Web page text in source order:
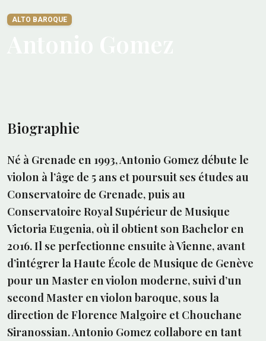
ALTO BAROQUE
Biographie
Né à Grenade en 1993, Antonio Gomez débute le
violon à l’âge de 5 ans et poursuit ses études au
Conservatoire de Grenade, puis au
Conservatoire Royal Supérieur de Musique
Victoria Eugenia, où il obtient son Bachelor en
2016. Il se perfectionne ensuite à Vienne, avant
d’intégrer la Haute École de Musique de Genève
pour un Master en violon moderne, suivi d’un
second Master en violon baroque, sous la
direction de Florence Malgoire et Chouchane
Siranossian. Antonio Gomez collabore en tant